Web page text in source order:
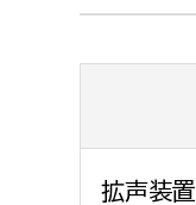
浄水管理課
拡声装置